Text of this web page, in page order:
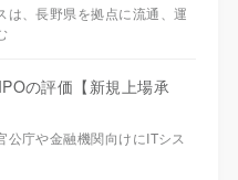
は、長野県を拠点に流通、運
の評価【新規上場承
公庁や金融機関向けにITシス